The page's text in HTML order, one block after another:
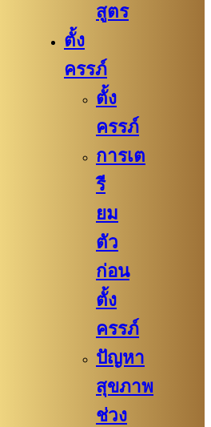
สูตร
ตั้ง
ครรภ์
ตั้ง
ครรภ์
การเต
รี
ยม
ตัว
ก่อน
ตั้ง
ครรภ์​
ปัญหา
สุขภาพ
ช่วง